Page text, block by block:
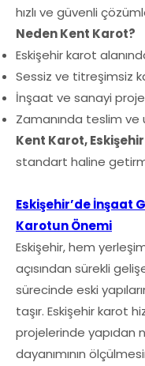
hızlı ve güvenli
Neden Kent Karot?
Eskişehir karot
Sessiz ve titreşimsiz
İnşaat ve sanayi
Zamanında teslim ve
Kent Karot,
standart haline
Eskişehir’de İnşaat
Karotun Önemi
Eskişehir, hem
açısından sürekli
sürecinde eski
taşır. Eskişehir karot
projelerinde yapıdan
dayanımının